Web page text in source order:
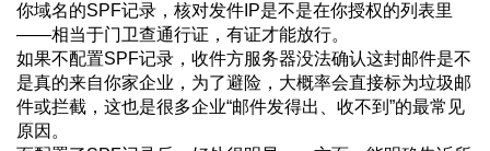
你域名的SPF记录，核对发件IP是不是在你授权的列表里
——相当于门卫查通行证，有证才能放行。
如果不配置SPF记录，收件方服务器没法确认这封邮件是不
是真的来自你家企业，为了避险，大概率会直接标为垃圾邮
件或拦截，这也是很多企业“邮件发得出、收不到”的最常见
原因。